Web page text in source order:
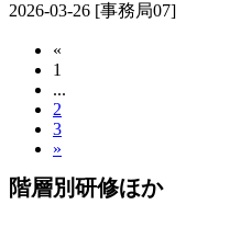
2026-03-26 [事務局07]
«
1
...
2
3
»
階層別研修ほか